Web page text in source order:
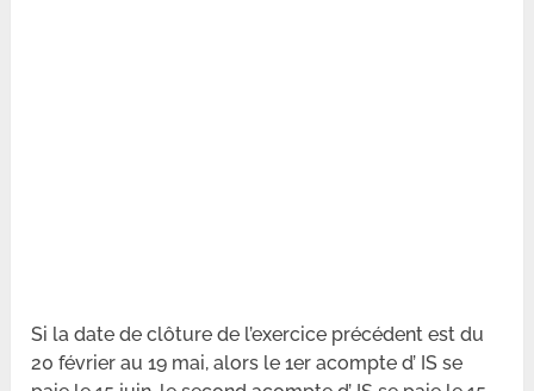
Si la date de clôture de l’exercice précédent est du
20 février au 19 mai, alors le 1er acompte d’ IS se